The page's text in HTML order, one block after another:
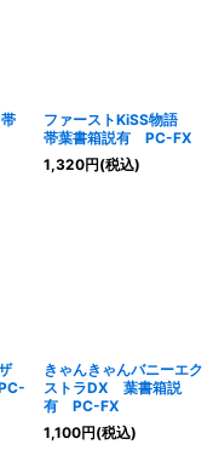
ファーストKiSS物語
帯葉書箱説有 PC-FX
1,320円(税込)
きゃんきゃんバニーエク
ストラDX 葉書箱説
有 PC-FX
1,100円(税込)